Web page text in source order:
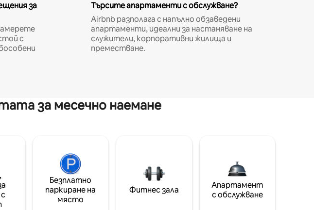
за
с
Търсите апартаменти с обслужване?
Airbnb разполага с напълно обзаведени
апартаменти, идеални за настаняване на
служители, корпоративни жилища и
преместване.
за месечно наемане
Безплатно
паркиране на
място
Фитнес зала
Апартамент
с обслужване